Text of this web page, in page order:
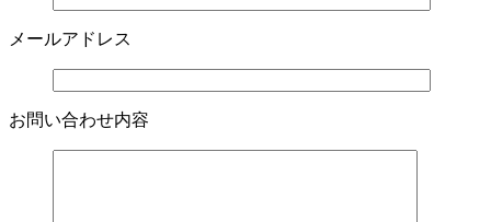
メールアドレス
お問い合わせ内容